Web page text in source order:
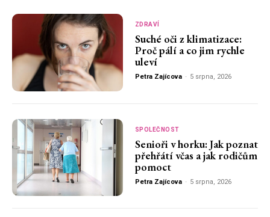
ZDRAVÍ
Suché oči z klimatizace:
Proč pálí a co jim rychle
uleví
Petra Zajícova - 5 srpna, 2026
SPOLEČNOST
Senioři v horku: Jak poznat
přehřátí včas a jak rodičům
pomoct
Petra Zajícova - 5 srpna, 2026